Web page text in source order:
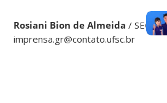
Rosiani Bion de Almeida/ SECOM
imprensa.gr@contato.ufsc.br